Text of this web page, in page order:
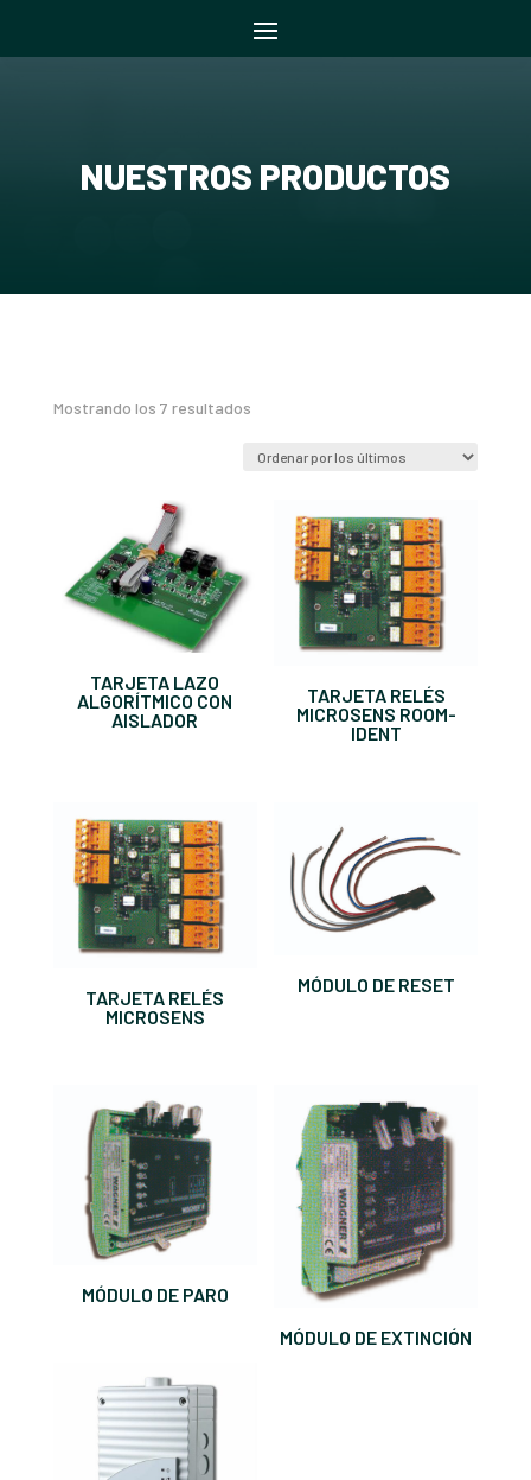
NUESTROS PRODUCTOS
Mostrando los 7 resultadosOrdenado
últimos
TARJETA LAZO
ALGORÍTMICO CON
AISLADOR
TARJETA RELÉS
MICROSENS ROOM-
IDENT
TARJETA RELÉS
MICROSENS
MÓDULO DE RESET
MÓDULO DE PARO
MÓDULO DE EXTINCIÓN